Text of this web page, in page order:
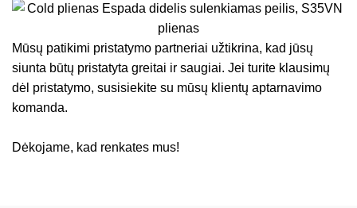
Mūsų patikimi pristatymo partneriai užtikrina, kad jūsų
siunta būtų pristatyta greitai ir saugiai. Jei turite klausimų
dėl pristatymo, susisiekite su mūsų klientų aptarnavimo
komanda.
Dėkojame, kad renkates mus!